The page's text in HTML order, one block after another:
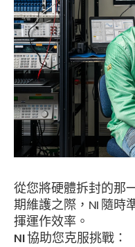
從您將硬體拆封的那
期維護之際，NI 隨時
揮運作效率。
NI 協助您克服挑戰：